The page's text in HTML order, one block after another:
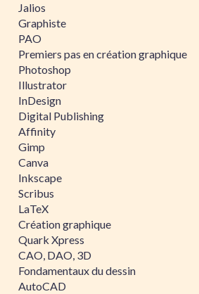
Jalios
Graphiste
PAO
Premiers pas en création graphique
Photoshop
Illustrator
InDesign
Digital Publishing
Affinity
Gimp
Canva
Inkscape
Scribus
LaTeX
Création graphique
Quark Xpress
CAO, DAO, 3D
Fondamentaux du dessin
AutoCAD